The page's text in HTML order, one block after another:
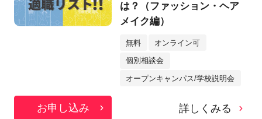
は？（ファッション・ヘア
メイク編）
無料 オンライン可
個別相談会
オープンキャンパス/学校説明会
お申し込み 詳しくみる